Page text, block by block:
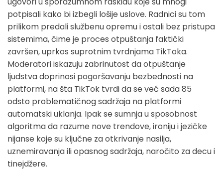
potpisali kako bi izbegli lošije uslove. Radnici su tom
prilikom predali službenu opremu i ostali bez pristupa
sistemima, čime je proces otpuštanja faktički
završen, uprkos suprotnim tvrdnjama TikToka.
Moderatori iskazuju zabrinutost da otpuštanje
ljudstva doprinosi pogoršavanju bezbednosti na
platformi, na šta TikTok tvrdi da se već sada 85
odsto problematičnog sadržaja na platformi
automatski uklanja. Ipak se sumnja u sposobnost
algoritma da razume nove trendove, ironiju i jezičke
nijanse koje su ključne za otkrivanje nasilja,
uznemiravanja ili opasnog sadržaja, naročito za decu i
tinejdžere.